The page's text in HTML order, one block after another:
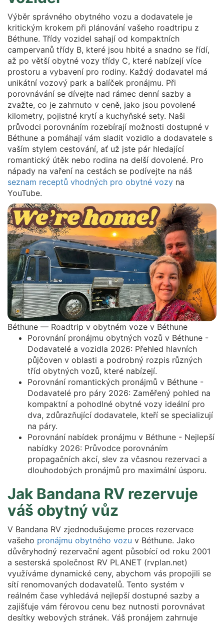
Výběr správného obytného vozu a dodavatele je
kritickým krokem při plánování vašeho roadtripu z
Béthune. Třídy vozidel sahají od kompaktních
campervanů třídy B, které jsou hbité a snadno se řídí,
až po větší obytné vozy třídy C, které nabízejí více
prostoru a vybavení pro rodiny. Každý dodavatel má
unikátní vozový park a balíček pronájmu. Při
porovnávání se dívejte nad rámec denní sazby a
zvažte, co je zahrnuto v ceně, jako jsou povolené
kilometry, pojistné krytí a kuchyňské sety. Naši
průvodci porovnáním rozebírají možnosti dostupné v
Béthune a pomáhají vám sladit vozidlo a dodavatele s
vaším stylem cestování, ať už jste pár hledající
romantický útěk nebo rodina na delší dovolené. Pro
nápady na vaření na cestách se podívejte na náš
seznam receptů vhodných pro obytné vozy na
YouTube.
Béthune — Roadtrip v obytném voze v Béthune
Porovnání pronájmu obytných vozů v Béthune -
Dodavatelé a vozidla 2026: Přehled hlavních
půjčoven v oblasti a podrobný rozpis různých
tříd obytných vozů, které nabízejí.
Porovnání romantických pronájmů v Béthune -
Dodavatelé pro páry 2026: Zaměřený pohled na
kompaktní a pohodlné obytné vozy ideální pro
dva, zdůrazňující dodavatele, kteří se specializují
na páry.
Porovnání nabídek pronájmu v Béthune - Nejlepší
nabídky 2026: Průvodce porovnáním
propagačních akcí, slev za včasnou rezervaci a
dlouhodobých pronájmů pro maximální úsporu.
Jak Bandana RV rezervuje
váš obytný vůz
V Bandana RV zjednodušujeme proces rezervace
vašeho pronájmu obytného vozu v Béthune. Jako
důvěryhodný rezervační agent působící od roku 2001
a sesterská společnost RV PLANET (rvplan.net)
využíváme dynamické ceny, abychom vás propojili se
sítí renomovaných dodavatelů. Tento systém v
reálném čase vyhledává nejlepší dostupné sazby a
zajišťuje vám férovou cenu bez nutnosti porovnávat
desítky webových stránek. Váš pronájem zahrnuje